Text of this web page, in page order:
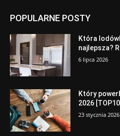
POPULARNE POSTY
Która
najlepsza?
6 lipca 2026
Który
2026 [TOP10]
23 stycznia 2026